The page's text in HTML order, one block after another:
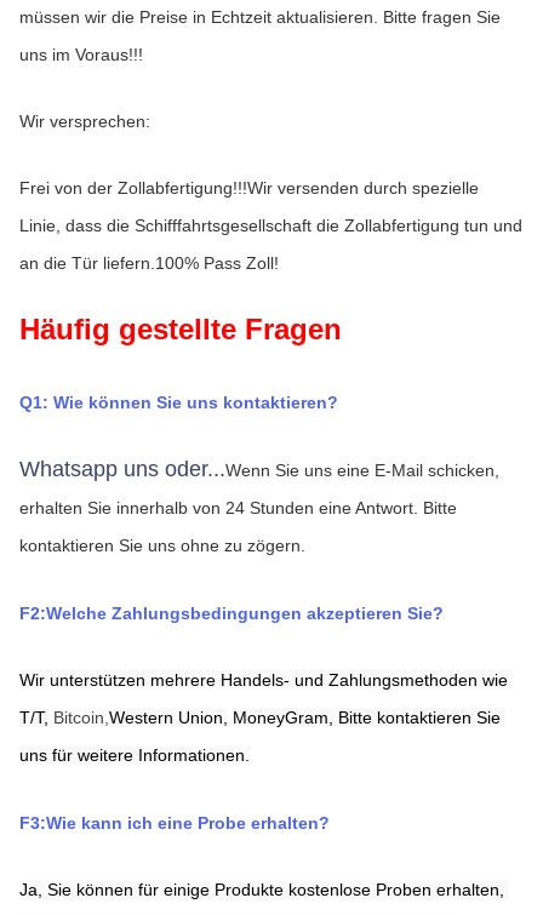
müssen wir die Preise in Echtzeit aktualisieren. Bitte fragen Sie
uns im Voraus!!!
Wir versprechen:
Frei von der Zollabfertigung!!!Wir versenden durch spezielle
Linie, dass die Schifffahrtsgesellschaft die Zollabfertigung tun und
an die Tür liefern.100% Pass Zoll!
Häufig gestellte Fragen
Q1: Wie können Sie uns kontaktieren?
Whatsapp uns oder...Wenn Sie uns eine E-Mail schicken,
erhalten Sie innerhalb von 24 Stunden eine Antwort. Bitte
kontaktieren Sie uns ohne zu zögern.
F2:Welche Zahlungsbedingungen akzeptieren Sie?
Wir unterstützen mehrere Handels- und Zahlungsmethoden wie
T/T, Bitcoin, Western Union, MoneyGram,
Bitte kontaktieren Sie
uns für weitere Informationen.
F3:Wie kann ich eine Probe erhalten?
Ja, Sie können für einige Produkte kostenlose Proben erhalten,